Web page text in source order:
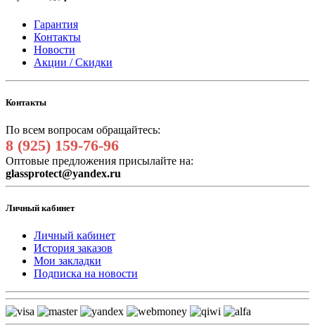
Гарантия
Контакты
Новости
Акции / Скидки
Контакты
По всем вопросам обращайтесь:
8 (925) 159-76-96
Оптовые предложения присылайте на:
glassprotect@yandex.ru
Личный кабинет
Личный кабинет
История заказов
Мои закладки
Подписка на новости